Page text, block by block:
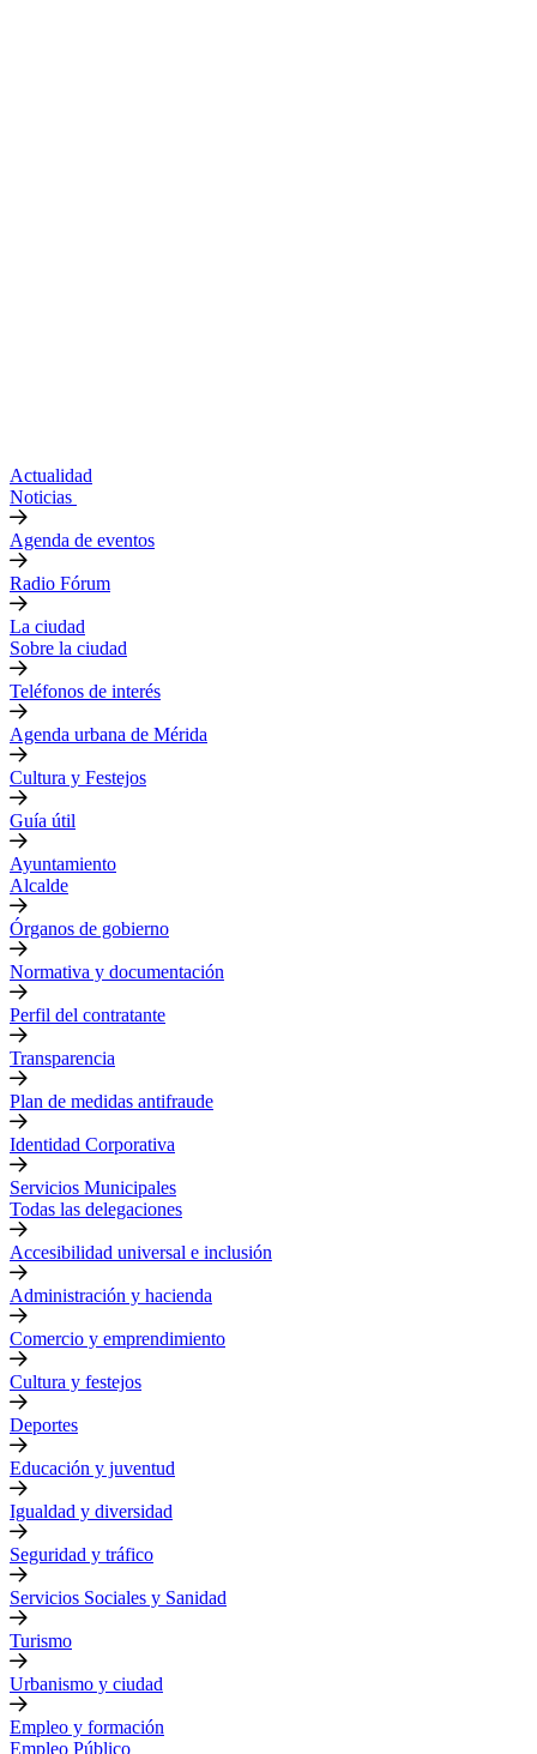
Actualidad
Noticias
Agenda de eventos
Radio Fórum
La ciudad
Sobre la ciudad
Teléfonos de interés
Agenda urbana de Mérida
Cultura y Festejos
Guía útil
Ayuntamiento
Alcalde
Órganos de gobierno
Normativa y documentación
Perfil del contratante
Transparencia
Plan de medidas antifraude
Identidad Corporativa
Servicios Municipales
Todas las delegaciones
Accesibilidad universal e inclusión
Administración y hacienda
Comercio y emprendimiento
Cultura y festejos
Deportes
Educación y juventud
Igualdad y diversidad
Seguridad y tráfico
Servicios Sociales y Sanidad
Turismo
Urbanismo y ciudad
Empleo y formación
Empleo Público